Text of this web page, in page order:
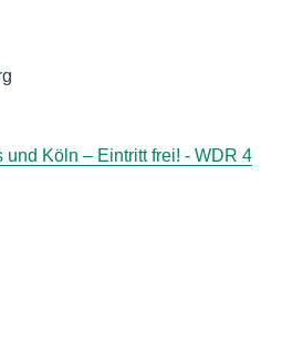
Köln – Eintritt frei! - WDR 4